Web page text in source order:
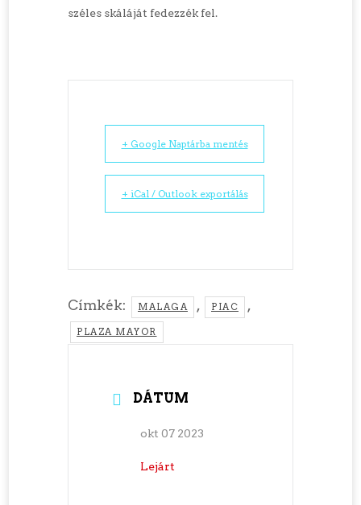
széles skáláját fedezzék fel.
+ Google Naptárba mentés
+ iCal / Outlook exportálás
Címkék: MALAGA , PIAC ,
PLAZA MAYOR
DÁTUM
okt 07 2023
Lejárt